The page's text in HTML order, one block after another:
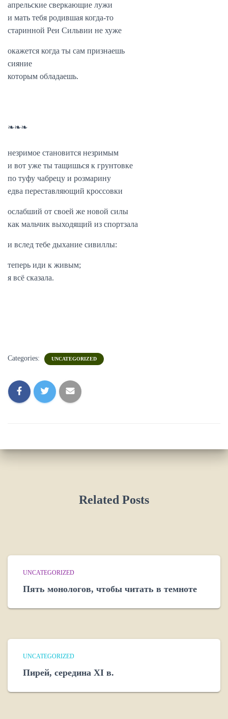
апрельские сверкающие лужи
и мать тебя родившая когда-то
старинной Реи Сильвии не хуже
окажется когда ты сам признаешь
сияние
которым обладаешь.
❧❧❧
незримое становится незримым
и вот уже ты тащишься к грунтовке
по туфу чабрецу и розмарину
едва переставляющий кроссовки
ослабший от своей же новой силы
как мальчик выходящий из спортзала
и вслед тебе дыхание сивиллы:
теперь иди к живым;
я всё сказала.
Categories: UNCATEGORIZED
Related Posts
UNCATEGORIZED
Пять монологов, чтобы читать в темноте
UNCATEGORIZED
Пирей, середина XI в.